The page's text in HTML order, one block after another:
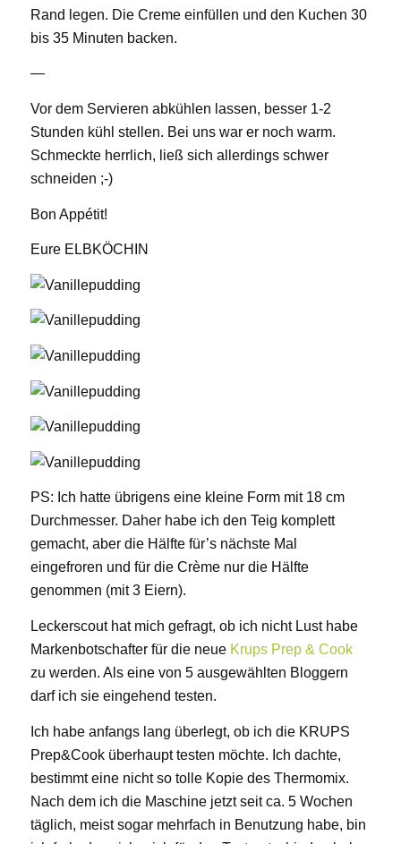
Rand legen. Die Creme einfüllen und den Kuchen 30
bis 35 Minuten backen.
—
Vor dem Servieren abkühlen lassen, besser 1-2
Stunden kühl stellen. Bei uns war er noch warm.
Schmeckte herrlich, ließ sich allerdings schwer
schneiden ;-)
Bon Appétit!
Eure ELBKÖCHIN
PS: Ich hatte übrigens eine kleine Form mit 18 cm
Durchmesser. Daher habe ich den Teig komplett
gemacht, aber die Hälfte für’s nächste Mal
eingefroren und für die Crème nur die Hälfte
genommen (mit 3 Eiern).
Leckerscout hat mich gefragt, ob ich nicht Lust habe
Markenbotschafter für die neue Krups Prep & Cook
zu werden. Als eine von 5 ausgewählten Bloggern
darf ich sie eingehend testen.
Ich habe anfangs lang überlegt, ob ich die KRUPS
Prep&Cook überhaupt testen möchte. Ich dachte,
bestimmt eine nicht so tolle Kopie des Thermomix.
Nach dem ich die Maschine jetzt seit ca. 5 Wochen
täglich, meist sogar mehrfach in Benutzung habe, bin